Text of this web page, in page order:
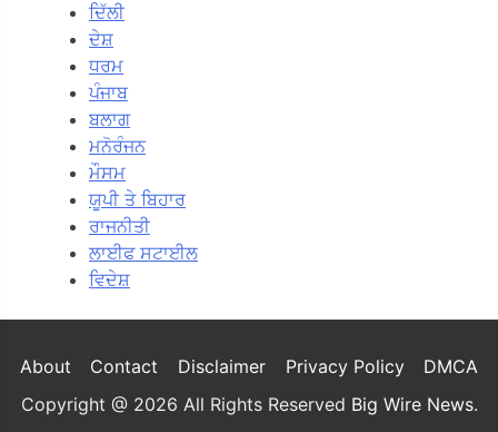
ਦਿੱਲੀ
ਦੇਸ਼
ਧਰਮ
ਪੰਜਾਬ
ਬਲਾਗ
ਮਨੋਰੰਜਨ
ਮੌਸਮ
ਯੂਪੀ ਤੇ ਬਿਹਾਰ
ਰਾਜਨੀਤੀ
ਲਾਈਫ ਸਟਾਈਲ
ਵਿਦੇਸ਼
About Contact Disclaimer Privacy Policy
DMCA
Copyright @ 2026 All Rights Reserved Big Wire News.